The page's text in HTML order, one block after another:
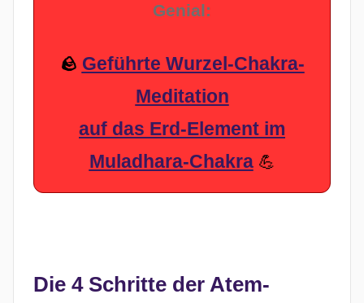
Genial:
🪨 Geführte Wurzel-Chakra-
Meditation
auf das Erd-Element im
Muladhara-Chakra💪
Die 4 Schritte der Atem-